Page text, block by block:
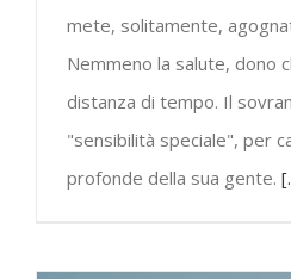
mete, solitamente,
Nemmeno la salute, dono
distanza di tempo. Il
"sensibilità speciale", per
profonde della sua gente.